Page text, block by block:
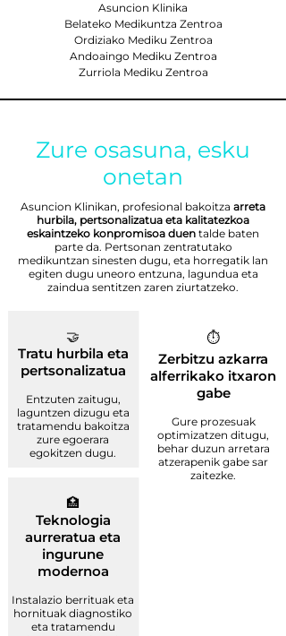
Asuncion Klinika
Belateko Medikuntza Zentroa
Ordiziako Mediku Zentroa
Andoaingo Mediku Zentroa
Zurriola Mediku Zentroa
Zure osasuna, esku
onetan
Asuncion Klinikan, profesional bakoitza arreta
hurbila, pertsonalizatua eta kalitatezkoa
eskaintzeko konpromisoa duen talde baten
parte da. Pertsonan zentratutako
medikuntzan sinesten dugu, eta horregatik lan
egiten dugu uneoro entzuna, lagundua eta
zaindua sentitzen zaren ziurtatzeko.
🤝
Tratu hurbila eta
pertsonalizatua
Entzuten zaitugu,
laguntzen dizugu eta
tratamendu bakoitza
zure egoerara
egokitzen dugu.
🏥
Teknologia
aurreratua eta
ingurune
modernoa
Instalazio berrituak eta
hornituak diagnostiko
eta tratamendu
⏱️
Zerbitzu azkarra
alferrikako itxaron
gabe
Gure prozesuak
optimizatzen ditugu,
behar duzun arretara
atzerapenik gabe sar
zaitezke.